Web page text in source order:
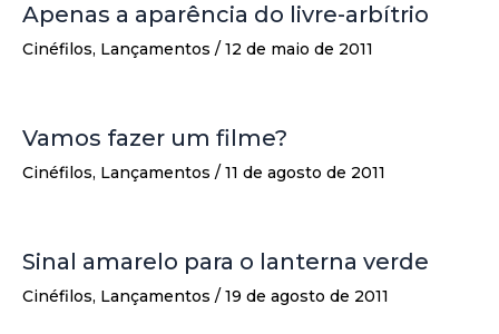
Apenas a aparência do livre-arbítrio
Cinéfilos, Lançamentos / 12 de maio de 2011
Vamos fazer um filme?
Cinéfilos, Lançamentos / 11 de agosto de 2011
Sinal amarelo para o lanterna verde
Cinéfilos, Lançamentos / 19 de agosto de 2011